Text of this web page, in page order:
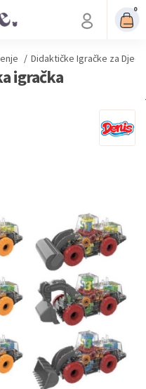
0
/ Didaktičke Igračke za Djecu
igračka